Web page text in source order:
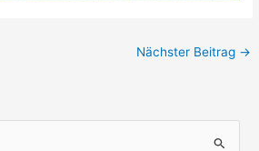
Nächster Beitrag →